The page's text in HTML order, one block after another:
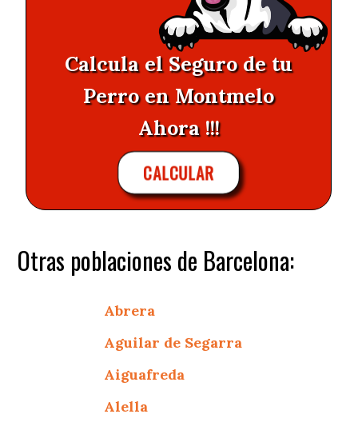
Calcula el Seguro de tu
Perro en Montmelo
Ahora !!!
CALCULAR
Otras poblaciones de Barcelona:
Abrera
Aguilar de Segarra
Aiguafreda
Alella